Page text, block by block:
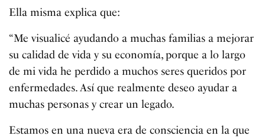
Ella misma explica que:
“Me visualicé ayudando a muchas familias a mejorar
su calidad de vida y su economía, porque a lo largo
de mi vida he perdido a muchos seres queridos por
enfermedades. Así que realmente deseo ayudar a
muchas personas y crear un legado.
Estamos en una nueva era de consciencia en la que